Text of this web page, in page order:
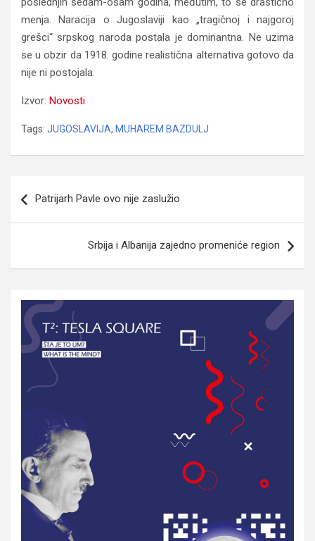
menja. Naracija o Jugoslaviji kao „tragičnoj i najgoroj
grešci“ srpskog naroda postala je dominantna. Ne uzima
se u obzir da 1918. godine realistična alternativa gotovo da
nije ni postojala.
Izvor: Novosti
Tags: JUGOSLAVIJA, MUHAREM BAZDULJ
članaka
Patrijarh Pavle ovo nije zaslužio
Srbija i Albanija zajedno promeniće region